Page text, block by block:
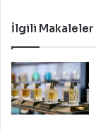
İlgili Makaleler